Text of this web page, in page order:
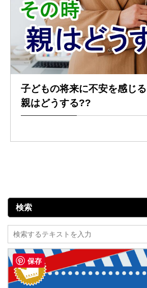
子どもの将来に不安を感じ
親はどうする??
検索
保存